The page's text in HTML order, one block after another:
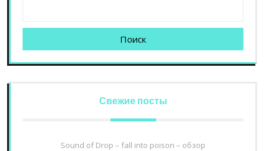
Поиск
Свежие посты
Sound of Drop – fall into poison – обзор